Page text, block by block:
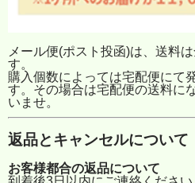
メール便(ポスト投函)は、送料
す。
購入個数によっては宅配便にて
す。その場合は宅配便の送料に
いませ。
返品とキャンセルについて
お客様都合の返品について